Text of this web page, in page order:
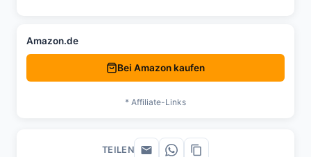
Amazon.de
Bei Amazon kaufen
* Affiliate-Links
TEILEN